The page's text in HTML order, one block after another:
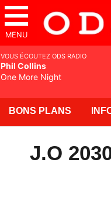
MENU
BONS PLANS
J.O
VOUS ÉCOUTEZ ODS RADIO
Phil Collins
One More Night